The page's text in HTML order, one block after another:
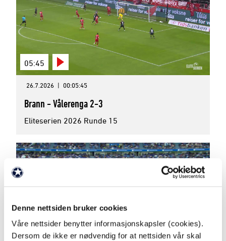
Denne nettsiden bruker cookies
Våre nettsider benytter informasjonskapsler (cookies).
Dersom de ikke er nødvendig for at nettsiden vår skal
05:45
26.7.2026 | 00:05:45
Brann - Vålerenga 2-3
Eliteserien 2026 Runde 15